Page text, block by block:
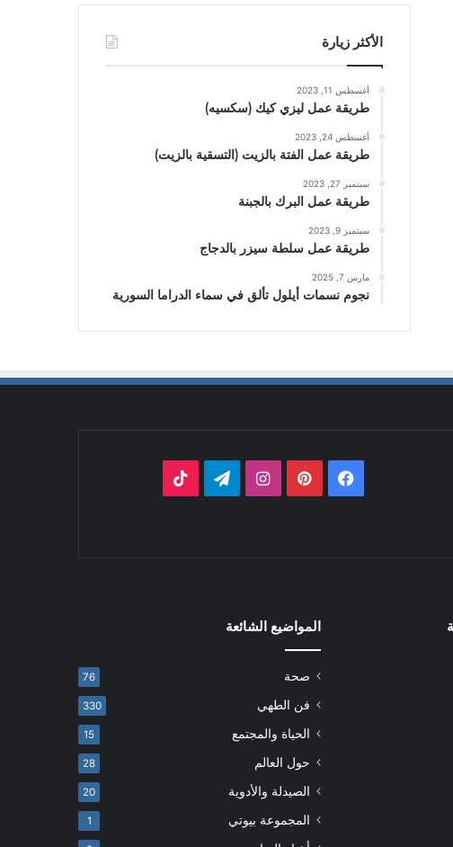
الأكثر زيارة
أغسطس 11, 2023
طريقة عمل ليزي كيك (سكسيه)
أغسطس 24, 2023
طريقة عمل الفتة بالزيت (التسقية بالزيت)
سبتمبر 27, 2023
طريقة عمل البرك بالجبنة
سبتمبر 9, 2023
طريقة عمل سلطة سيزر بالدجاج
مارس 7, 2025
نجوم نسمات أيلول تألق في سماء الدراما السورية
فيسبوكبينتيريستانستقرامتيلقرام
المواضيع الشائعة
صحة 76
فن الطهي 330
الحياة والمجتمع 15
حول العالم 28
الصيدلة والأدوية 20
المجموعة بيوتي 1